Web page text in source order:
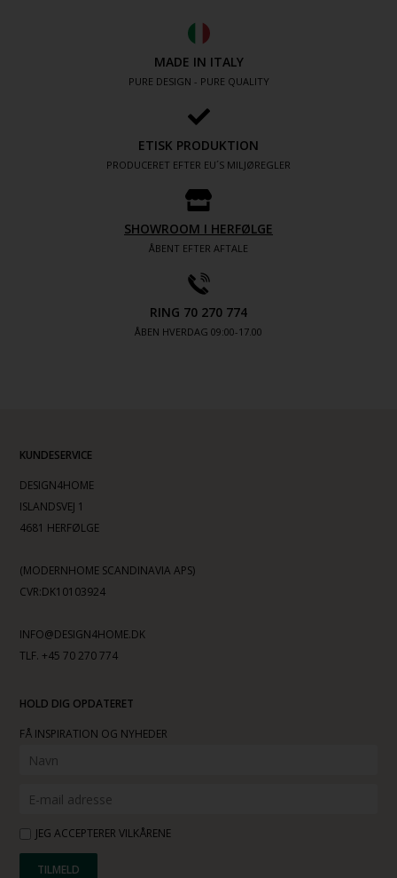
MADE IN ITALY
PURE DESIGN - PURE QUALITY
ETISK PRODUKTION
PRODUCERET EFTER EU´S MILJØREGLER
SHOWROOM I HERFØLGE
ÅBENT EFTER AFTALE
RING 70 270 774
ÅBEN HVERDAG 09:00-17.00
KUNDESERVICE
DESIGN4HOME
ISLANDSVEJ 1
4681 HERFØLGE
(MODERNHOME SCANDINAVIA APS)
CVR:DK10103924
INFO@DESIGN4HOME.DK
TLF. +45 70 270 774
HOLD DIG OPDATERET
FÅ INSPIRATION OG NYHEDER
JEG ACCEPTERER VILKÅRENE